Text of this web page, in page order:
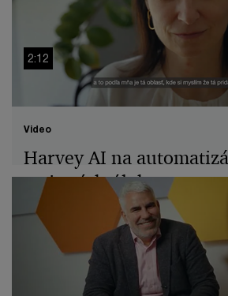
Video
Harvey AI na
rutinných úloh
2:12